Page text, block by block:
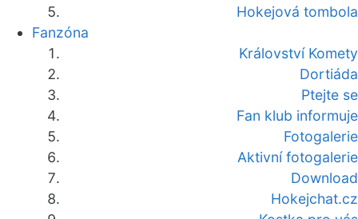
Hokejová tombola
Fanzóna
Království Komety
Dortiáda
Ptejte se
Fan klub informuje
Fotogalerie
Aktivní fotogalerie
Download
Hokejchat.cz